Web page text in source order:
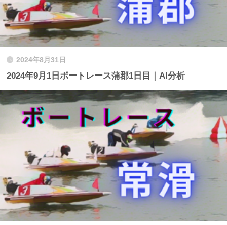
2024年8月31日
2024年9月1日ボートレース蒲郡1日目｜AI分析